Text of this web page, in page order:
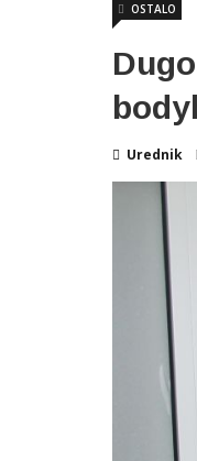
Urednik
OSTALO